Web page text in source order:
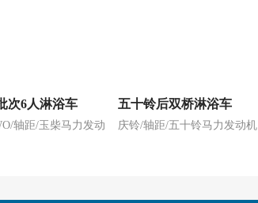
次6人淋浴车
轴距/玉柴马力发动
五十铃后双桥淋浴车
庆铃/轴距/五十铃马力发动机